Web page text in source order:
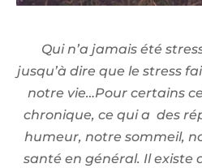
Qui n’a jamais été
jusqu’à dire que le stress
notre vie…Pour certains
chronique, ce qui a des
humeur, notre sommeil,
santé en général. Il existe